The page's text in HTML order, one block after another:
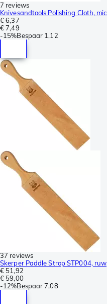
7 reviews
Knivesandtools Polishing Cloth,
€ 6,37
€ 7,49
-15%Bespaar 1,12
37 reviews
Skerper Paddle Strop STP004,
€ 51,92
€ 59,00
-12%Bespaar 7,08